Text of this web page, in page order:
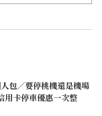
包／要停桃機還是機場
用卡停車優惠一次整